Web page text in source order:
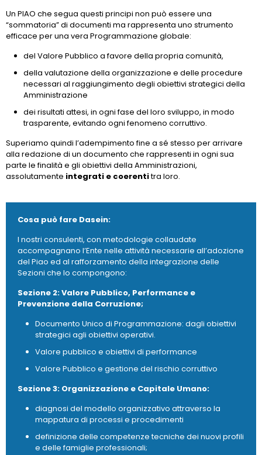
Un PIAO che segua questi principi non può essere una
“sommatoria” di documenti ma rappresenta uno strumento
efficace per una vera Programmazione globale:
del Valore Pubblico a favore della propria comunità,
della valutazione della organizzazione e delle procedure
necessari al raggiungimento degli obiettivi strategici della
Amministrazione
dei risultati attesi, in ogni fase del loro sviluppo, in modo
trasparente, evitando ogni fenomeno corruttivo.
Superiamo quindi l’adempimento fine a sé stesso per arrivare
alla redazione di un documento che rappresenti in ogni sua
parte le finalità e gli obiettivi della Amministrazioni,
assolutamente integrati e coerentitra loro.
Cosa può fare Dasein:
I nostri consulenti, con metodologie collaudate
accompagnano l’Ente nelle attività necessarie all’adozione
del Piao ed al rafforzamento della integrazione delle
Sezioni che lo compongono:
Sezione 2: Valore Pubblico, Performance e
Prevenzione della Corruzione;
Documento Unico di Programmazione: dagli obiettivi
strategici agli obiettivi operativi.
Valore pubblico e obiettivi di performance
Valore Pubblico e gestione del rischio corruttivo
Sezione 3: Organizzazione e Capitale Umano:
diagnosi del modello organizzativo attraverso la
mappatura di processi e procedimenti
definizione delle competenze tecniche dei nuovi profili
e delle famiglie professionali;